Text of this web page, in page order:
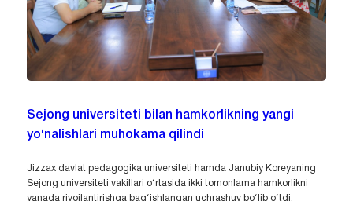
Sejong universiteti bilan hamkorlikning yangi
yo‘nalishlari muhokama qilindi
Jizzax davlat pedagogika universiteti hamda Janubiy Koreyaning
Sejong universiteti vakillari o‘rtasida ikki tomonlama hamkorlikni
yanada rivojlantirishga bag‘ishlangan uchrashuv bo‘lib o‘tdi.